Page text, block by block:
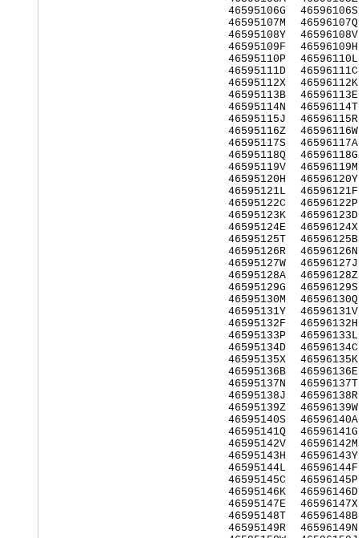
46595106G
46595107M
46595108Y
46595109F
46595110P
46595111D
46595112X
46595113B
46595114N
46595115J
46595116Z
46595117S
46595118Q
46595119V
46595120H
46595121L
46595122C
46595123K
46595124E
46595125T
46595126R
46595127W
46595128A
46595129G
46595130M
46595131Y
46595132F
46595133P
46595134D
46595135X
46595136B
46595137N
46595138J
46595139Z
46595140S
46595141Q
46595142V
46595143H
46595144L
46595145C
46595146K
46595147E
46595148T
46595149R
46596106S
46596107Q
46596108V
46596109H
46596110L
46596111C
46596112K
46596113E
46596114T
46596115R
46596116W
46596117A
46596118G
46596119M
46596120Y
46596121F
46596122P
46596123D
46596124X
46596125B
46596126N
46596127J
46596128Z
46596129S
46596130Q
46596131V
46596132H
46596133L
46596134C
46596135K
46596136E
46596137T
46596138R
46596139W
46596140A
46596141G
46596142M
46596143Y
46596144F
46596145P
46596146D
46596147X
46596148B
46596149N